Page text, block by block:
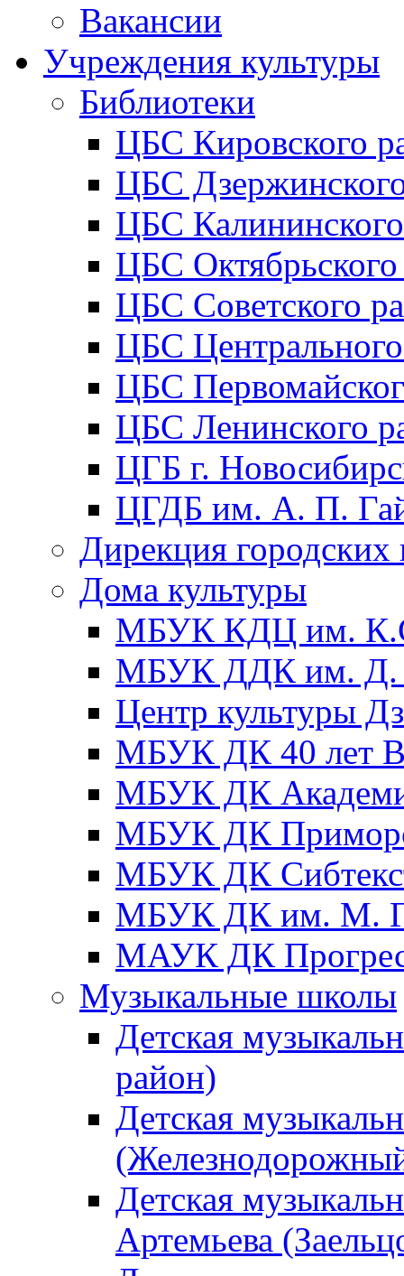
Вакансии
Учреждения культуры
Библиотеки
ЦБС Кировского
ЦБС
ЦБС
ЦБС
ЦБС Советского
ЦБС
ЦБС
ЦБС Ленинского
ЦГБ г.
ЦГДБ им. А. П.
Дирекция городских
Дома культуры
МБУК КДЦ им.
МБУК ДДК им. Д.
Центр культуры
МБУК ДК 40 лет
МБУК ДК
МБУК ДК
МБУК ДК
МБУК ДК им. М.
МАУК ДК
Музыкальные школы
Детская
район)
Детская
Детская
Артемьева